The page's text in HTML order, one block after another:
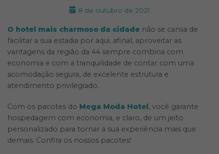
8 de outubro de 2021
O hotel mais charmoso da cidade não se cansa de
facilitar a sua estadia por aqui, afinal, aproveitar as
vantagens da região da 44 sempre combina com
economia e com a tranquilidade de contar com uma
acomodação segura, de excelente estrutura e
atendimento privilegiado.
Com os pacotes do Mega Moda Hotel , você garante
hospedagem com economia, e claro, de um jeito
personalizado para tornar a sua experiência mais que
demais. Confira os nossos pacotes!